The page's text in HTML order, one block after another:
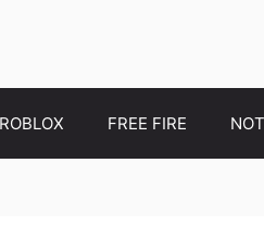
ROBLOX FREE FIRE